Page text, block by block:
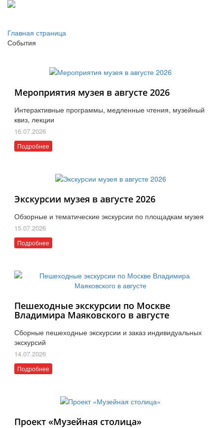
Главная страница
События
Мероприятия музея в августе 2026
Интерактивные программы, медленные чтения, музейный
квиз, лекции
16.07.2026
Подробнее
Экскурсии музея в августе 2026
Обзорные и тематические экскурсии по площадкам музея
15.07.2026
Подробнее
Пешеходные экскурсии по Москве
Владимира Маяковского в августе
Сборные пешеходные экскурсии и заказ индивидуальных
экскурсий
14.07.2026
Подробнее
Проект «Музейная столица»